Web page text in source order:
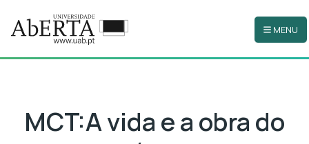
Ir para o conteúdo principal MENU
MCT:A vida e a obra do